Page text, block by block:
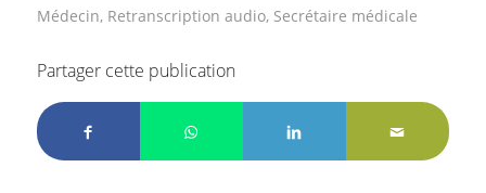
Médecin, Retranscription audio, Secrétaire médicale
Partager cette publication